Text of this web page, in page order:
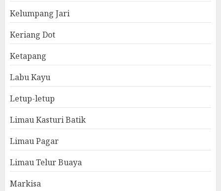
Kelumpang Jari
Keriang Dot
Ketapang
Labu Kayu
Letup-letup
Limau Kasturi Batik
Limau Pagar
Limau Telur Buaya
Markisa